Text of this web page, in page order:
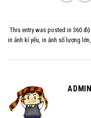
This entry was posted in 360 độ
in ảnh kỉ yếu, in ảnh số lượng lớn,
ADMIN